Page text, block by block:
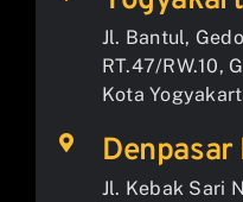
Jl. Bantul,
RT.47/RW.10,
Kota
Denpasar
Jl. Kebak Sari